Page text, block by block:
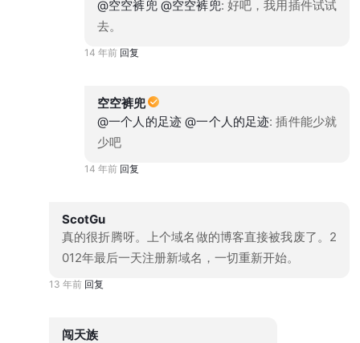
@空空裤兜 @空空裤兜: 好吧，我用插件试试
去。
14 年前 回复
空空裤兜
@一个人的足迹 @一个人的足迹: 插件能少就
少吧
14 年前 回复
ScotGu
真的很折腾呀。上个域名做的博客直接被我废了。2
012年最后一天注册新域名，一切重新开始。
13 年前 回复
闯天族